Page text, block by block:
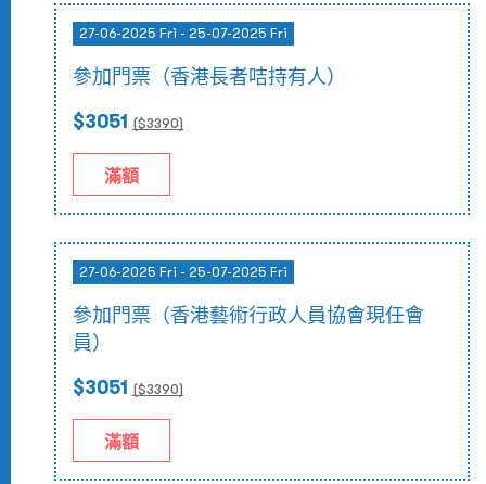
27-06-2025 Fri - 25-07-2025 Fri
參加門票（香港長者咭持有人）
$3051 ($3390)
滿額
27-06-2025 Fri - 25-07-2025 Fri
參加門票（香港藝術行政人員協會現任會
員）
$3051 ($3390)
滿額